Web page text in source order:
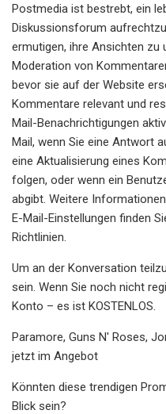
Postmedia ist bestrebt, ein
Diskussionsforum
ermutigen, ihre Ansichten zu
Moderation von
bevor sie auf der Website
Kommentare relevant und
Mail-Benachrichtigungen
Mail, wenn Sie eine Antwort
eine Aktualisierung eines
folgen, oder wenn ein
abgibt. Weitere
E-Mail-Einstellungen finden
Richtlinien.
Um an der Konversation
sein. Wenn Sie noch nicht
Konto – es ist KOSTENLOS.
Paramore, Guns N' Roses,
jetzt im Angebot
Könnten diese trendigen
Blick sein?